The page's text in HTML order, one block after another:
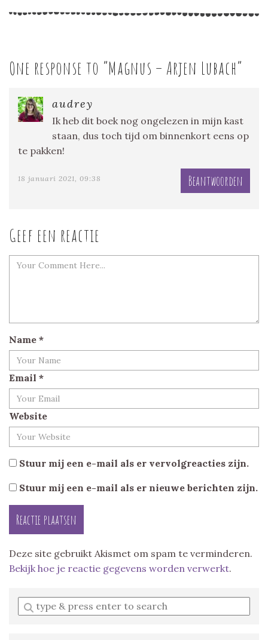
One response to “Magnus – Arjen Lubach”
audrey
Ik heb dit boek nog ongelezen in mijn kast
staan, dus toch tijd om binnenkort eens op
te pakken!
18 januari 2021, 09:38 Beantwoorden
Geef een reactie
Name *
Email *
Website
Stuur mij een e-mail als er vervolgreacties zijn.
Stuur mij een e-mail als er nieuwe berichten zijn.
Deze site gebruikt Akismet om spam te verminderen.
Bekijk hoe je reactie gegevens worden verwerkt.
Enter
a